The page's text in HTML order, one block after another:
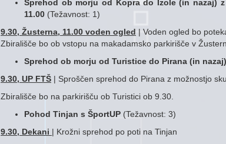
Sprehod ob morju od Kopra do Izole (in nazaj) z
11.00 (Težavnost: 1)
9.30, Žusterna, 11.00 voden ogled | Voden ogled bo
Zbirališče bo ob vstopu na makadamsko parkirišče v
Sprehod ob morju od Turistice do Pirana (in
9.30, UP FTŠ | Sproščen sprehod do Pirana z možnostjo
Zbirališče bo na parkirišču ob Turistici ob 9.30.
Pohod Tinjan s ŠportUP (Težavnost: 3)
9.30, Dekani | Krožni sprehod po poti na Tinjan